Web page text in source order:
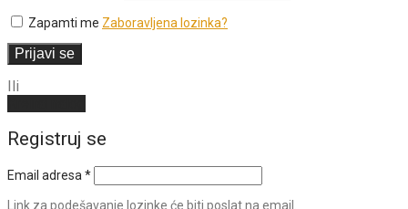
Zapamti me Zaboravljena lozinka?
Prijavi se
Ili
Registruj se
Email adresa *
Link za podešavanje lozinke će biti poslat na email.